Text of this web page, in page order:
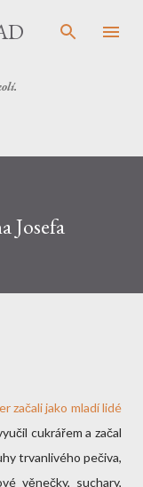
Josefa
začali jako mladí lidé
cukrářem a začal
trvanlivého pečiva,
věnečky, suchary,